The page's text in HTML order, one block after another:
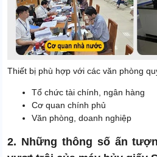
Thiết bị phù hợp với các văn phòng
Tổ chức tài chính, ngân hàng
Cơ quan chính phủ
Văn phòng, doanh nghiệp
2. Những thông số ấn